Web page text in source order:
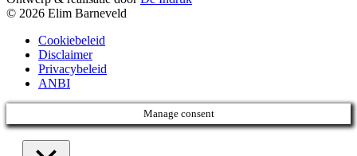
© 2026 Elim Barneveld
Cookiebeleid
Disclaimer
Privacybeleid
ANBI
Manage consent